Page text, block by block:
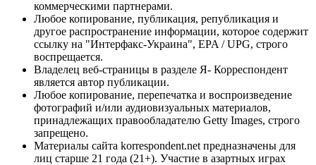
коммерческими партнерами.
Любое копирование, публикация, републикация и
другое распространение информации, которое содержит
ссылку на "Интерфакс-Украина", EPA / UPG, строго
воспрещается.
Владелец веб-страницы в разделе Я- Корреспондент
является автор публикации.
Любое копирование, перепечатка и воспроизведение
фотографий и/или аудиовизуальных материалов,
принадлежащих правообладателю Getty Images, строго
запрещено.
Материалы сайта korrespondent.net предназначены для
лиц старше 21 года (21+). Участие в азартных играх